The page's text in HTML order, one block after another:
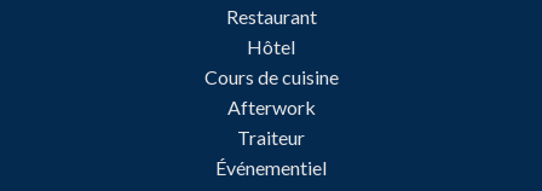
Restaurant
Hôtel
Cours de cuisine
Afterwork
Traiteur
Événementiel